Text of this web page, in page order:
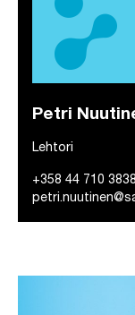
Petri
Lehtori
+358 44 710 3838